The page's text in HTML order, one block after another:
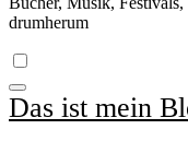
drumherum
Das ist mein